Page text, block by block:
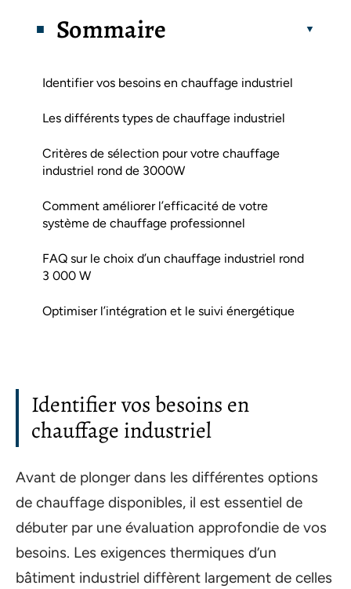
Sommaire
Identifier vos besoins en chauffage industriel
Les différents types de chauffage industriel
Critères de sélection pour votre chauffage
industriel rond de 3000W
Comment améliorer l’efficacité de votre
système de chauffage professionnel
FAQ sur le choix d’un chauffage industriel rond
3 000 W
Optimiser l’intégration et le suivi énergétique
Identifier vos besoins en
chauffage industriel
Avant de plonger dans les différentes options
de chauffage disponibles, il est essentiel de
débuter par une évaluation approfondie de vos
besoins. Les exigences thermiques d’un
bâtiment industriel diffèrent largement de celles